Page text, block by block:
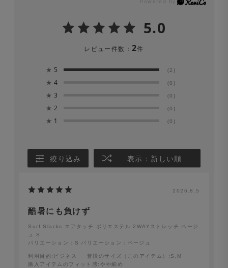
2WAYストレッチ ベージュ
・ドライタッチ
い。漂白剤は絶対に使用しないでください。
※長時間濡れたままにしておくと、色が落ちる場合があり
ます。洗濯後は形を整えてすぐに日陰で平干しにしてくだ
5.0
レビュー件数： 2件
★ 5 (2)
★ 4 (0)
★ 3 (0)
★ 2 (0)
★ 1 (0)
絞り込み 表示：新しい順
2026.8.5
酷暑にも負けず
Surf Slacks エアタッチ ポリエステル 2WAYストレッチ ベージ
ュ S
バリエーション：S
バリエーション：ベージュ
利用目的 :ビジネス 普段のサイズ（このアイテム）
:S,M
購入アイテムのフィット感:やや細め